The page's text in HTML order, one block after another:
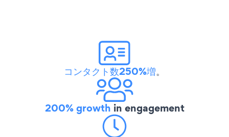
コンタクト数250%増。
200% growth in engagement